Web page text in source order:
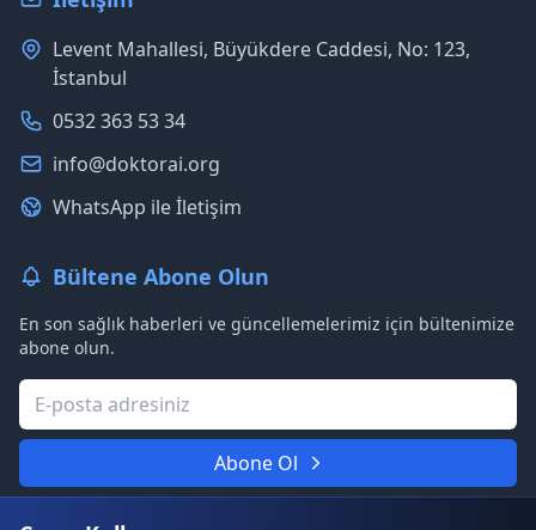
Levent Mahallesi, Büyükdere Caddesi, No: 123,
İstanbul
0532 363 53 34
info@doktorai.org
WhatsApp ile İletişim
Bültene Abone Olun
En son sağlık haberleri ve güncellemelerimiz için bültenimize
abone olun.
Abone Ol